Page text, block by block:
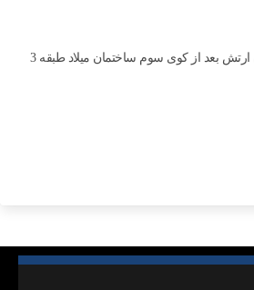
آدرس: ارومیه پنجراه خیابان ارتش بعد از کوی سوم ساختمان میلاد طبقه 3